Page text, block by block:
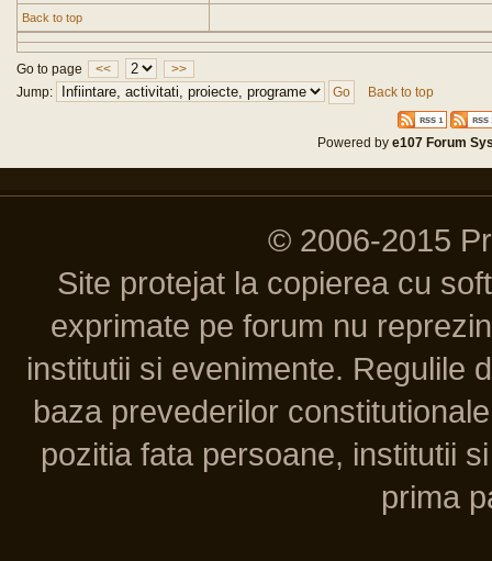
Back to top
Go to page <<
>>
Jump:
Back to top
Powered bye107 Forum
© 2006-2015
Site protejat la copierea cu
exprimate pe forum nu
institutii si evenimente. Regulile
baza prevederilor
pozitia fata persoane, institutii
prima